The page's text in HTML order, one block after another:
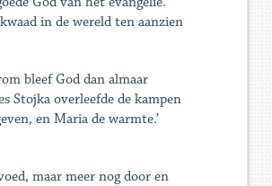
in de wereld ten aanzien
bleef God dan almaar
Stojka overleefde de kampen
en Maria de warmte.’
maar meer nog door en